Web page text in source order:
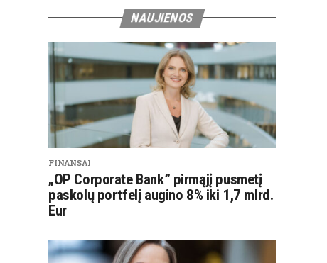
NAUJIENOS
FINANSAI
„OP Corporate Bank” pirmąjį pusmetį
paskolų portfelį augino 8% iki 1,7 mlrd.
Eur